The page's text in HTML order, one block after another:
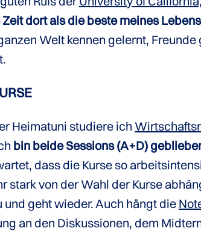
Zeit dort als die beste meines
Welt kennen gelernt,
Heimatuni studiere ich
bin beide Sessions (A+D)
dass die Kurse so
stark von der Wahl der Kurse
und geht wieder. Auch hängt die
an den Diskussionen, dem